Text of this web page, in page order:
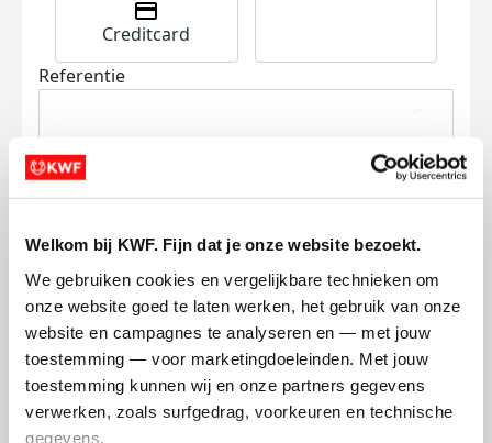
Welkom bij KWF. Fijn dat je onze website bezoekt.
We gebruiken cookies en vergelijkbare technieken om
onze website goed te laten werken, het gebruik van onze
website en campagnes te analyseren en — met jouw
toestemming — voor marketingdoeleinden. Met jouw
toestemming kunnen wij en onze partners gegevens
verwerken, zoals surfgedrag, voorkeuren en technische
gegevens.
Creditcard
Referentie
Ik wil bijdragen aan de transactiekosten
en betaal €0.75 extra.
Doneer nu